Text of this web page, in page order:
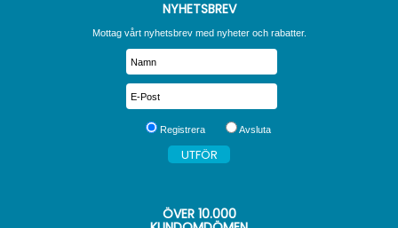
NYHETSBREV
Mottag vårt nyhetsbrev med nyheter och rabatter.
Registrera Avsluta
ÖVER 10.000